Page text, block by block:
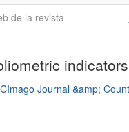
de la revista
indicators